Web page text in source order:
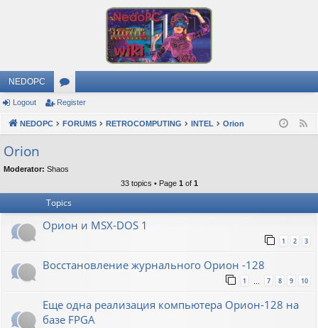
NEDOPC
or
u
s
Logout Register
NEDOPC FORUMS RETROCOMPUTING INTEL Orion
Orion
Moderator: Shaos
33 topics • Page 1 of 1
Topics
Орион и MSX-DOS 1
1 2 3
Восстановление журнального Орион -128
1 … 7 8 9 10
Еще одна реализация компьютера Орион-128 на
базе FPGA